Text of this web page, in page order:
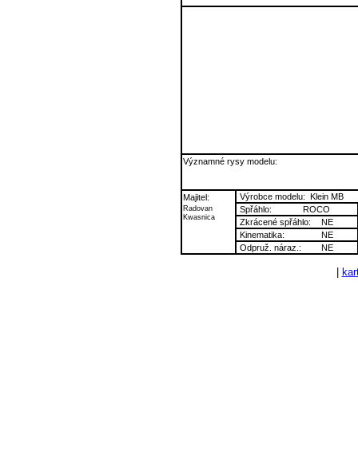
Významné rysy modelu:
Majitel:
Radovan
Kwasnica
Výrobce modelu: Klein MB
Spřáhlo:
ROCO
Zkrácené spřáhlo:
NE
Kinematika:
NE
Odpruž. náraz.:
NE